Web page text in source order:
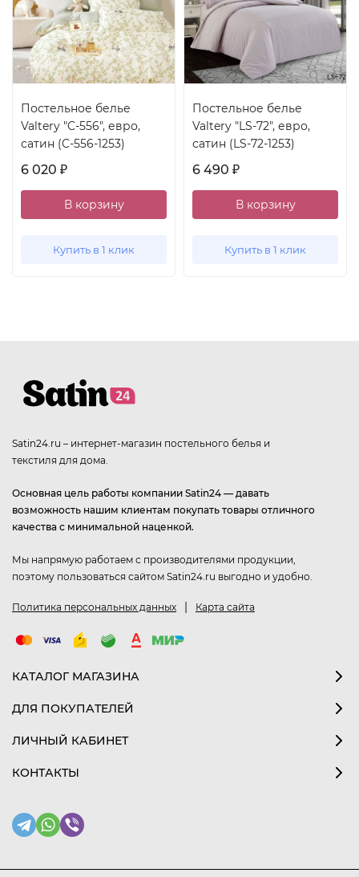
Постельное белье
Valtery "C-556", евро,
сатин (C-556-1253)
6 020 ₽
В корзину
Купить в 1 клик
Постельное белье
Valtery "LS-72", евро,
сатин (LS-72-1253)
6 490 ₽
В корзину
Купить в 1 клик
Satin24.ru – интернет-магазин постельного белья и
текстиля для дома.
Основная цель работы компании Satin24 — давать
возможность нашим клиентам покупать товары отличного
качества с минимальной наценкой.
Мы напрямую работаем с производителями продукции,
поэтому пользоваться сайтом Satin24.ru выгодно и удобно.
Политика персональных данных Карта сайта
КАТАЛОГ МАГАЗИНА
ДЛЯ ПОКУПАТЕЛЕЙ
ЛИЧНЫЙ КАБИНЕТ
КОНТАКТЫ